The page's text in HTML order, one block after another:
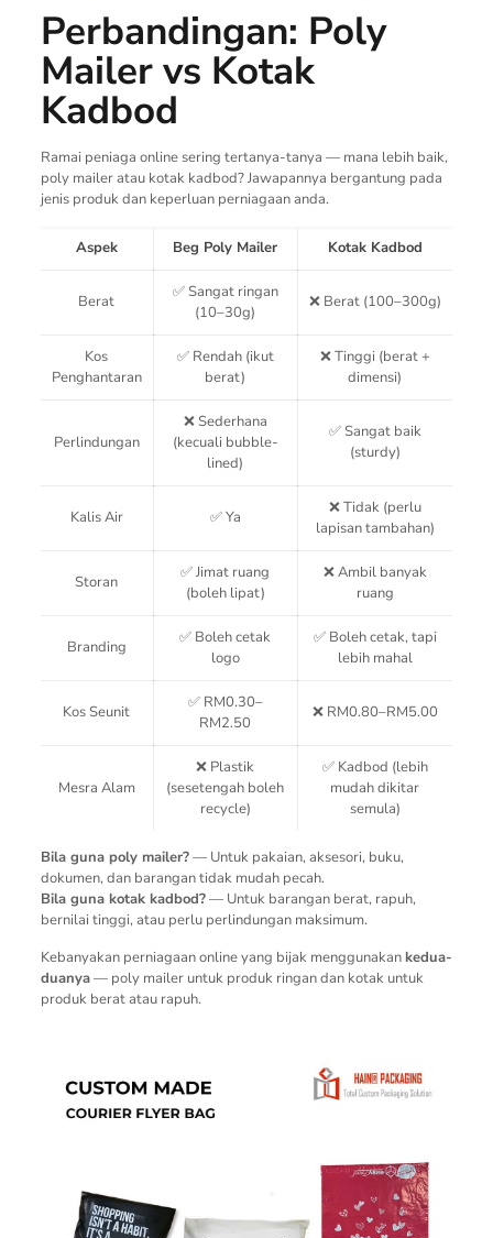
Perbandingan: Poly
Mailer vs Kotak
Kadbod
Ramai peniaga online sering tertanya-tanya — mana lebih baik,
poly mailer atau kotak kadbod? Jawapannya bergantung pada
jenis produk dan keperluan perniagaan anda.
Aspek Beg Poly Mailer Kotak Kadbod
Berat
✅ Sangat ringan
(10–30g)
❌ Berat (100–300g)
Kos
Penghantaran
✅ Rendah (ikut
berat)
❌ Tinggi (berat +
dimensi)
Perlindungan
❌ Sederhana
(kecuali bubble-
lined)
✅ Sangat baik
(sturdy)
Kalis Air ✅ Ya
❌ Tidak (perlu
lapisan tambahan)
Storan
✅ Jimat ruang
(boleh lipat)
❌ Ambil banyak
ruang
Branding
✅ Boleh cetak
logo
✅ Boleh cetak, tapi
lebih mahal
Kos Seunit
✅ RM0.30–
RM2.50
❌ RM0.80–RM5.00
Mesra Alam
❌ Plastik
(sesetengah boleh
recycle)
✅ Kadbod (lebih
mudah dikitar
semula)
Bila guna poly mailer?— Untuk pakaian, aksesori, buku,
dokumen, dan barangan tidak mudah pecah.
Bila guna kotak kadbod?— Untuk barangan berat, rapuh,
bernilai tinggi, atau perlu perlindungan maksimum.
Kebanyakan perniagaan online yang bijak menggunakankedua-
duanya— poly mailer untuk produk ringan dan kotak untuk
produk berat atau rapuh.